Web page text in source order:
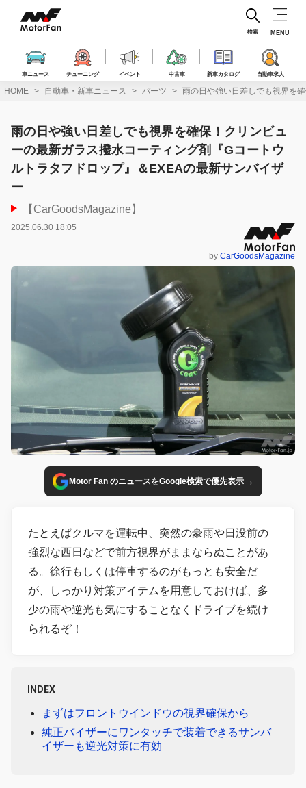
ス
車ニュース チューニング イベント 中古車 新車カタログ 自動車求人
検索 MENU
HOME 自動車・新車ニュース パーツ 雨の日や強い日差しでも視界を
雨の日や強い日差しでも視界を確保！クリンビュ
ーの最新ガラス撥水コーティング剤『Gコートウ
ルトラタフドロップ』＆EXEAの最新サンバイザ
ー
【CarGoodsMagazine】
2025.06.30 18:05
by CarGoodsMagazine
Motor Fan のニュースをGoogle検索で優先表示→
たとえばクルマを運転中、突然の豪雨や日没前の
強烈な西日などで前方視界がままならぬことがあ
る。徐行もしくは停車するのがもっとも安全だ
が、しっかり対策アイテムを用意しておけば、多
少の雨や逆光も気にすることなくドライブを続け
られるぞ！
INDEX
まずはフロントウインドウの視界確保から
純正バイザーにワンタッチで装着できるサンバ
イザーも逆光対策に有効